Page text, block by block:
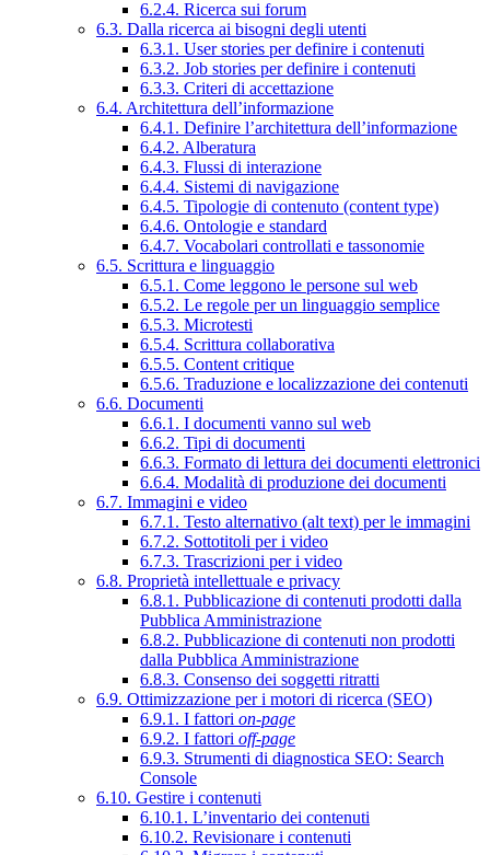
6.2.4. Ricerca sui forum
6.3. Dalla ricerca ai bisogni degli utenti
6.3.1. User stories per definire i contenuti
6.3.2. Job stories per definire i contenuti
6.3.3. Criteri di accettazione
6.4. Architettura dell’informazione
6.4.1. Definire l’architettura dell’informazione
6.4.2. Alberatura
6.4.3. Flussi di interazione
6.4.4. Sistemi di navigazione
6.4.5. Tipologie di contenuto (content type)
6.4.6. Ontologie e standard
6.4.7. Vocabolari controllati e tassonomie
6.5. Scrittura e linguaggio
6.5.1. Come leggono le persone sul web
6.5.2. Le regole per un linguaggio semplice
6.5.3. Microtesti
6.5.4. Scrittura collaborativa
6.5.5. Content critique
6.5.6. Traduzione e localizzazione dei contenuti
6.6. Documenti
6.6.1. I documenti vanno sul web
6.6.2. Tipi di documenti
6.6.3. Formato di lettura dei documenti elettronici
6.6.4. Modalità di produzione dei documenti
6.7. Immagini e video
6.7.1. Testo alternativo (alt text) per le immagini
6.7.2. Sottotitoli per i video
6.7.3. Trascrizioni per i video
6.8. Proprietà intellettuale e privacy
6.8.1. Pubblicazione di contenuti prodotti dalla
Pubblica Amministrazione
6.8.2. Pubblicazione di contenuti non prodotti
dalla Pubblica Amministrazione
6.8.3. Consenso dei soggetti ritratti
6.9. Ottimizzazione per i motori di ricerca (SEO)
6.9.1. I fattori on-page
6.9.2. I fattori off-page
6.9.3. Strumenti di diagnostica SEO: Search
Console
6.10. Gestire i contenuti
6.10.1. L’inventario dei contenuti
6.10.2. Revisionare i contenuti